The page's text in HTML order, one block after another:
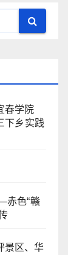
春学院
下乡实践
赤色“赣
景区、华